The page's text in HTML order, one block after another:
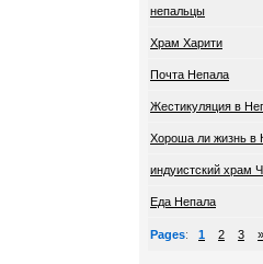
непальцы
Храм Харити
Почта Непала
Жестикуляция в
Хороша ли жизнь в
индуистский храм
Еда Непала
Pages: 1 2 3 »